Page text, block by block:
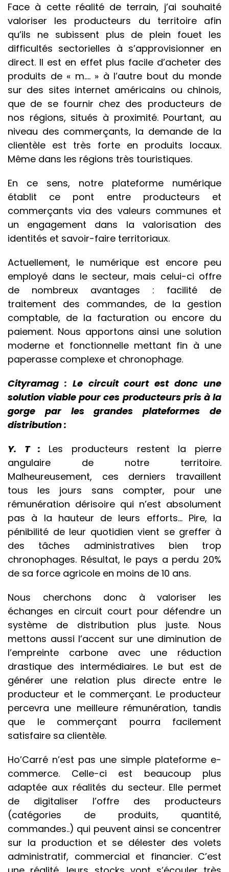
Face à cette réalité de terrain, j’ai souhaité
valoriser les producteurs du territoire afin
qu’ils ne subissent plus de plein fouet les
difficultés sectorielles à s’approvisionner en
direct. Il est en effet plus facile d’acheter des
produits de « m…. » à l’autre bout du monde
sur des sites internet américains ou chinois,
que de se fournir chez des producteurs de
nos régions, situés à proximité. Pourtant, au
niveau des commerçants, la demande de la
clientèle est très forte en produits locaux.
Même dans les régions très touristiques.
En ce sens, notre plateforme numérique
établit ce pont entre producteurs et
commerçants via des valeurs communes et
un engagement dans la valorisation des
identités et savoir-faire territoriaux.
Actuellement, le numérique est encore peu
employé dans le secteur, mais celui-ci offre
de nombreux avantages : facilité de
traitement des commandes, de la gestion
comptable, de la facturation ou encore du
paiement. Nous apportons ainsi une solution
moderne et fonctionnelle mettant fin à une
paperasse complexe et chronophage.
Cityramag : Le circuit court est donc une
solution viable pour ces producteurs pris à la
gorge par les grandes plateformes de
distribution :
Y. T : Les producteurs restent la pierre
angulaire de notre territoire.
Malheureusement, ces derniers travaillent
tous les jours sans compter, pour une
rémunération dérisoire qui n’est absolument
pas à la hauteur de leurs efforts… Pire, la
pénibilité de leur quotidien vient se greffer à
des tâches administratives bien trop
chronophages. Résultat, le pays a perdu 20%
de sa force agricole en moins de 10 ans.
Nous cherchons donc à valoriser les
échanges en circuit court pour défendre un
système de distribution plus juste. Nous
mettons aussi l’accent sur une diminution de
l’empreinte carbone avec une réduction
drastique des intermédiaires. Le but est de
générer une relation plus directe entre le
producteur et le commerçant. Le producteur
percevra une meilleure rémunération, tandis
que le commerçant pourra facilement
satisfaire sa clientèle.
Ho’Carré n’est pas une simple plateforme e-
commerce. Celle-ci est beaucoup plus
adaptée aux réalités du secteur. Elle permet
de digitaliser l’offre des producteurs
(catégories de produits, quantité,
commandes..) qui peuvent ainsi se concentrer
sur la production et se délester des volets
administratif, commercial et financier. C’est